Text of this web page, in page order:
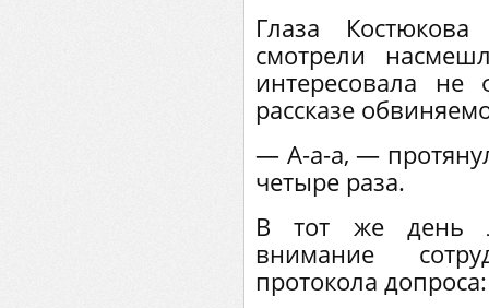
Глаза
смотрели
интересовала не
рассказе
— A-a-a, —
четыре раза.
В тот же день
внимание
протокола допроса: